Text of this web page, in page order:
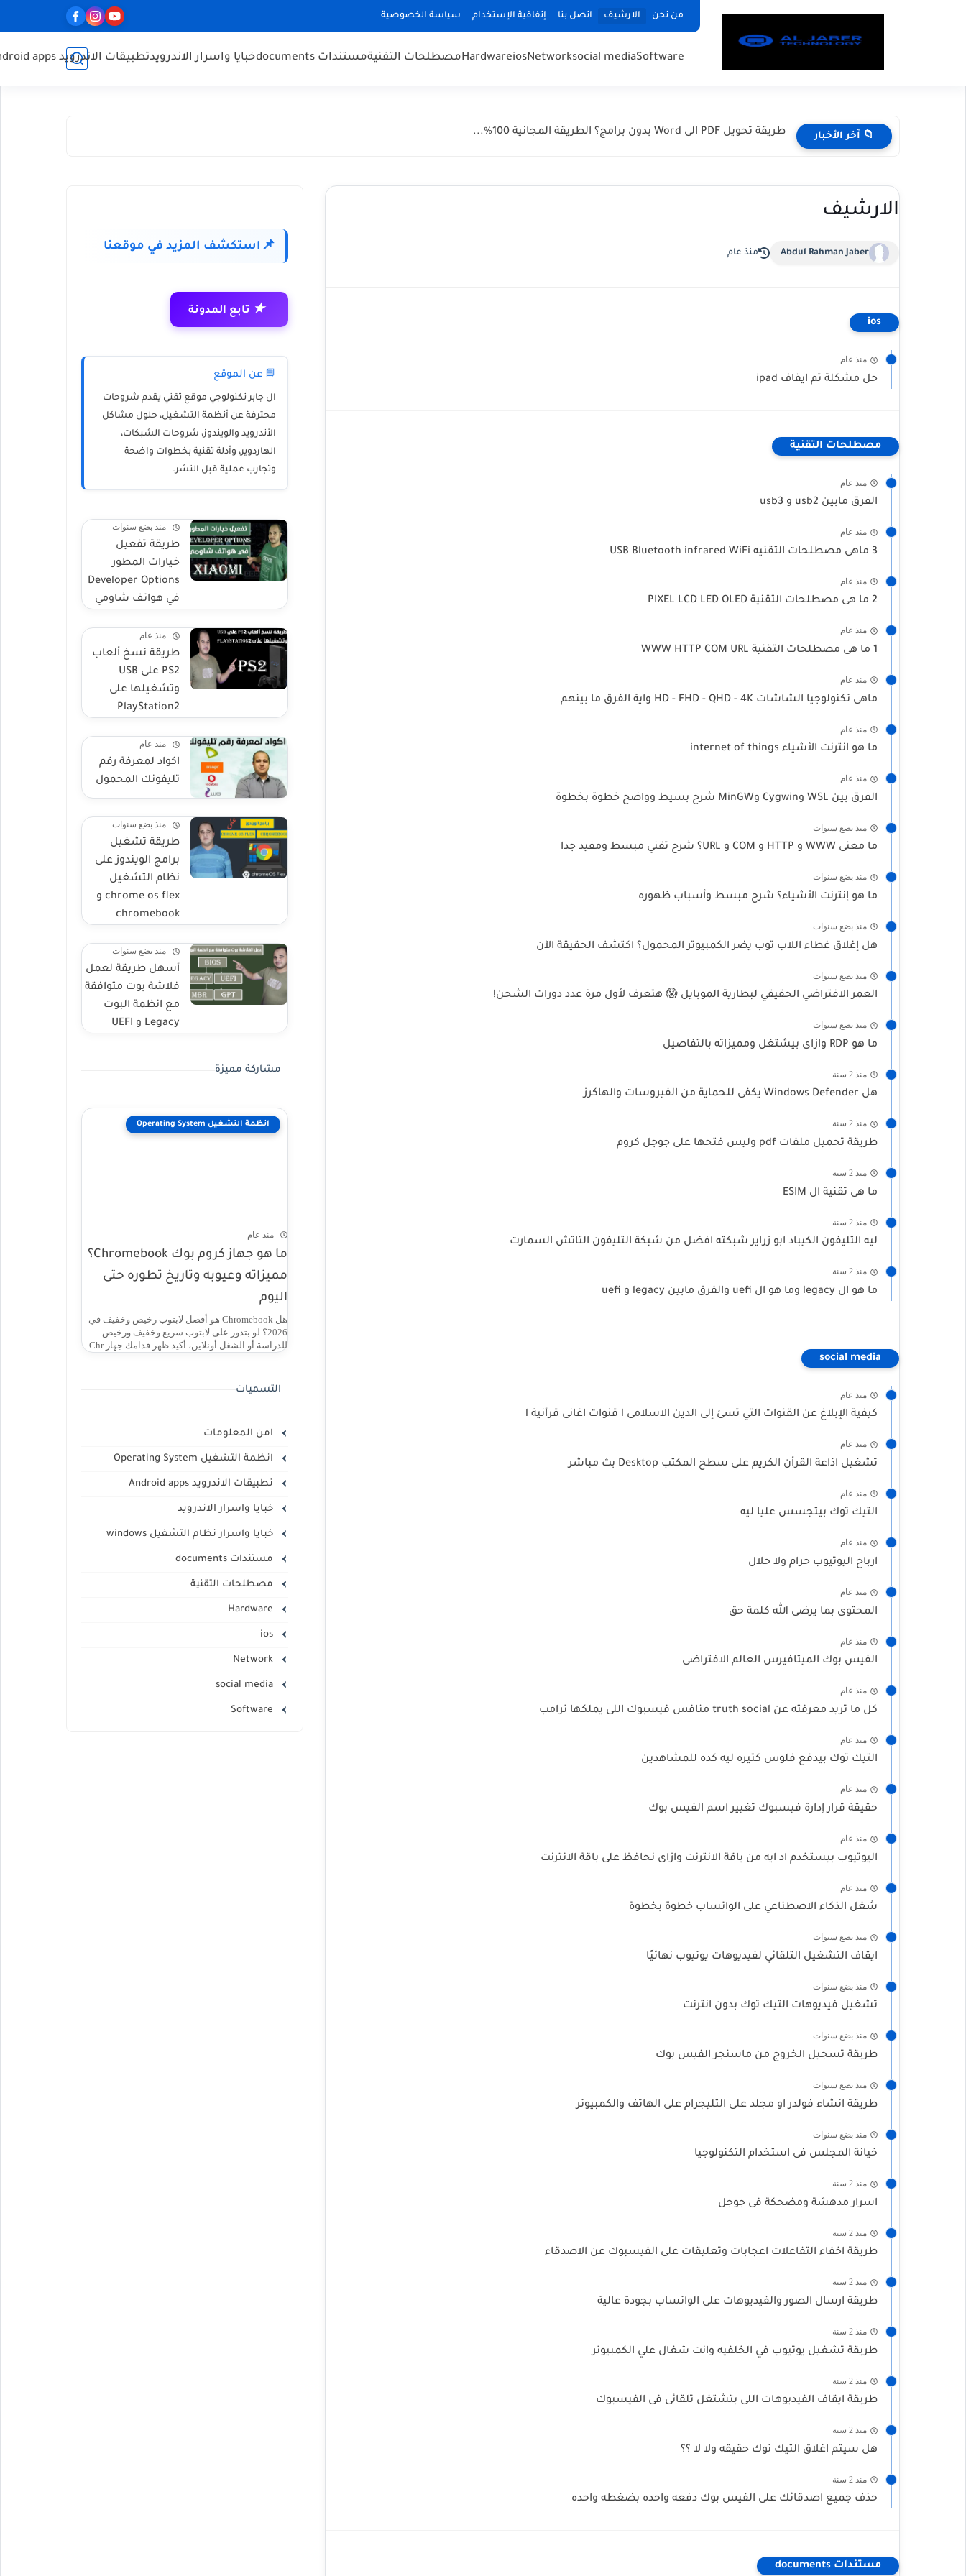
من نحن الارشيف اتصل بنا إتفاقية الإستخدام سياسة الخصوصية
Software
social media
Network
ios
Hardwareمصطلحات التقنيةمستندات documents خبايا واسرار الاندرويدتطبيقات الاندرويد Android apps
📁 آخر الأخبار الفرق بين Windows و Chrome OS: أي نظام أفضل قبل...
الارشيف
Abdul Rahman Jaber منذ عام
ios
منذ عام
حل مشكلة تم ايقاف ipad
مصطلحات التقنية
منذ عام
الفرق مابين usb2 و usb3
منذ عام
3 ماهى مصطلحات التقنيه USB Bluetooth infrared WiFi
منذ عام
2 ما هى مصطلحات التقنية PIXEL LCD LED OLED
منذ عام
1 ما هى مصطلحات التقنية WWW HTTP COM URL
منذ عام
ماهى تكنولوجيا الشاشات HD - FHD - QHD - 4K واية الفرق ما بينهم
منذ عام
ما هو انترنت الأشياء internet of things
منذ عام
الفرق بين WSL وCygwin وMinGW شرح بسيط وواضح خطوة بخطوة
منذ بضع سنوات
ما معنى WWW و HTTP و COM و URL؟ شرح تقني مبسط ومفيد جدا
منذ بضع سنوات
ما هو إنترنت الأشياء؟ شرح مبسط وأسباب ظهوره
منذ بضع سنوات
هل إغلاق غطاء اللاب توب يضر الكمبيوتر المحمول؟ اكتشف الحقيقة الآن
منذ بضع سنوات
العمر الافتراضي الحقيقي لبطارية الموبايل 😱 هتعرف لأول مرة عدد دورات الشحن!
منذ بضع سنوات
ما هو RDP وازاى بيشتغل ومميزاته بالتفاصيل
منذ 2 سنة
هل Windows Defender يكفى للحماية من الفيروسات والهاكرز
منذ 2 سنة
طريقة تحميل ملفات pdf وليس فتحها على جوجل كروم
منذ 2 سنة
ما هى تقنية ال ESIM
منذ 2 سنة
ليه التليفون الكيباد ابو زراير شبكته افضل من شبكة التليفون التاتش السمارت
منذ 2 سنة
ما هو ال legacy وما هو ال uefi والفرق مابين legacy و uefi
social media
منذ عام
كيفية الإبلاغ عن القنوات التي تسئ إلى الدين الاسلامى l قنوات اغانى قرأنية l
منذ عام
تشغيل اذاعة القرأن الكريم على سطح المكتب Desktop بث مباشر
منذ عام
التيك توك بيتجسس عليا ليه
منذ عام
ارباح اليوتيوب حرام ولا حلال
منذ عام
المحتوى بما يرضى الله كلمة حق
منذ عام
الفيس بوك الميتافيرس العالم الافتراضى
منذ عام
كل ما تريد معرفته عن truth social منافس فيسبوك اللى يملكها ترامب
منذ عام
التيك توك بيدفع فلوس كتيره ليه كده للمشاهدين
منذ عام
حقيقة قرار إدارة فيسبوك تغيير اسم الفيس بوك
منذ عام
اليوتيوب بيستخدم اد ايه من باقة الانترنت وازاى نحافظ على باقة الانترنت
منذ عام
شغل الذكاء الاصطناعي على الواتساب خطوة بخطوة
منذ بضع سنوات
ايقاف التشغيل التلقائي لفيديوهات يوتيوب نهائيًا
منذ بضع سنوات
تشغيل فيديوهات التيك توك بدون انترنت
منذ بضع سنوات
طريقة تسجيل الخروج من ماسنجر الفيس بوك
منذ بضع سنوات
طريقة انشاء فولدر او مجلد على التليجرام على الهاتف والكمبيوتر
منذ بضع سنوات
خيانة المجلس فى استخدام التكنولوجيا
منذ 2 سنة
اسرار مدهشة ومضحكة فى جوجل
منذ 2 سنة
طريقة اخفاء التفاعلات اعجابات وتعليقات على الفيسبوك عن الاصدقاء
منذ 2 سنة
طريقة ارسال الصور والفيديوهات على الواتساب بجودة عالية
منذ 2 سنة
طريقة تشغيل يوتيوب في الخلفيه وانت شغال علي الكمبيوتر
منذ 2 سنة
طريقة ايقاف الفيديوهات اللى بتشتغل تلقائى فى الفيسبوك
منذ 2 سنة
هل سيتم اغلاق التيك توك حقيقه ولا لا ؟؟
منذ 2 سنة
حذف جميع اصدقائك على الفيس بوك دفعه واحده بضغطه واحده
مستندات documents
📌 استكشف المزيد في موقعنا
★ تابع المدونة
📘 عن الموقع
ال جابر تكنولوجي موقع تقني يقدم شروحات
محترفة عن أنظمة التشغيل، حلول مشاكل
الأندرويد والويندوز، شروحات الشبكات،
الهاردوير، وأدلة تقنية بخطوات واضحة
وتجارب عملية قبل النشر.
منذ بضع سنوات
طريقة تفعيل
خيارات المطور
Developer Options
في هواتف شاومي
منذ عام
طريقة نسخ ألعاب
PS2 على USB
وتشغيلها على
PlayStation2
منذ عام
اكواد لمعرفة رقم
تليفونك المحمول
منذ بضع سنوات
طريقة تشغيل
برامج الويندوز على
نظام التشغيل
chrome os flex و
chromebook
منذ بضع سنوات
أسهل طريقة لعمل
فلاشة بوت متوافقة
مع انظمة البوت
Legacy و UEFI
مشاركة مميزة
انظمة التشغيل Operating System
منذ عام
ما هو جهاز كروم بوك Chromebook؟
مميزاته وعيوبه وتاريخ تطوره حتى
اليوم
هل Chromebook هو أفضل لابتوب رخيص وخفيف في
2026؟ لو بتدور على لابتوب سريع وخفيف ورخيص
للدراسة أو الشغل أونلاين، أكيد ظهر قدامك جهاز Chr...
التسميات
امن المعلومات
انظمة التشغيل Operating System
تطبيقات الاندرويد Android apps
خبايا واسرار الاندرويد
خبايا واسرار نظام التشغيل windows
مستندات documents
مصطلحات التقنية
ios
Network
social media